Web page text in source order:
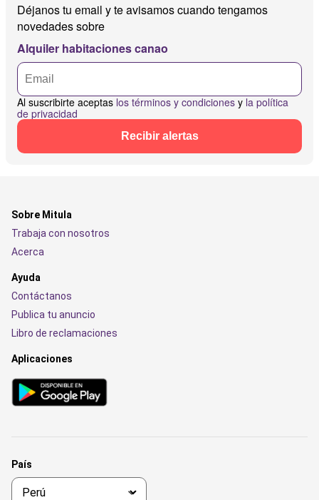
Déjanos tu email y te avisamos cuando tengamos
novedades sobre
Alquiler habitaciones canao
Al suscribirte aceptas los términos y condiciones y la política
de privacidad
Recibir alertas
Sobre Mitula
Trabaja con nosotros
Acerca
Ayuda
Contáctanos
Publica tu anuncio
Libro de reclamaciones
Aplicaciones
País